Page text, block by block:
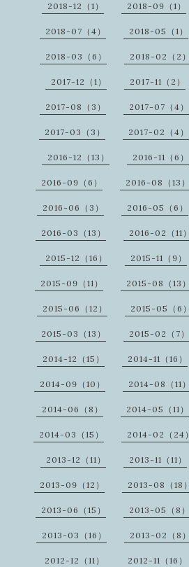
2018-12（1） 2018-09（1）
2018-07（4） 2018-05（1）
2018-03（6） 2018-02（2）
2017-12（1） 2017-11（2）
2017-08（3） 2017-07（4）
2017-03（3） 2017-02（4）
2016-12（13） 2016-11（6）
2016-09（6） 2016-08（13）
2016-06（3） 2016-05（6）
2016-03（13） 2016-02（11）
2015-12（16） 2015-11（9）
2015-09（11） 2015-08（13）
2015-06（12） 2015-05（6）
2015-03（13） 2015-02（7）
2014-12（15） 2014-11（16）
2014-09（10） 2014-08（11）
2014-06（8） 2014-05（11）
2014-03（15） 2014-02（24）
2013-12（11） 2013-11（11）
2013-09（12） 2013-08（18）
2013-06（15） 2013-05（8）
2013-03（16） 2013-02（8）
2012-12（11） 2012-11（16）